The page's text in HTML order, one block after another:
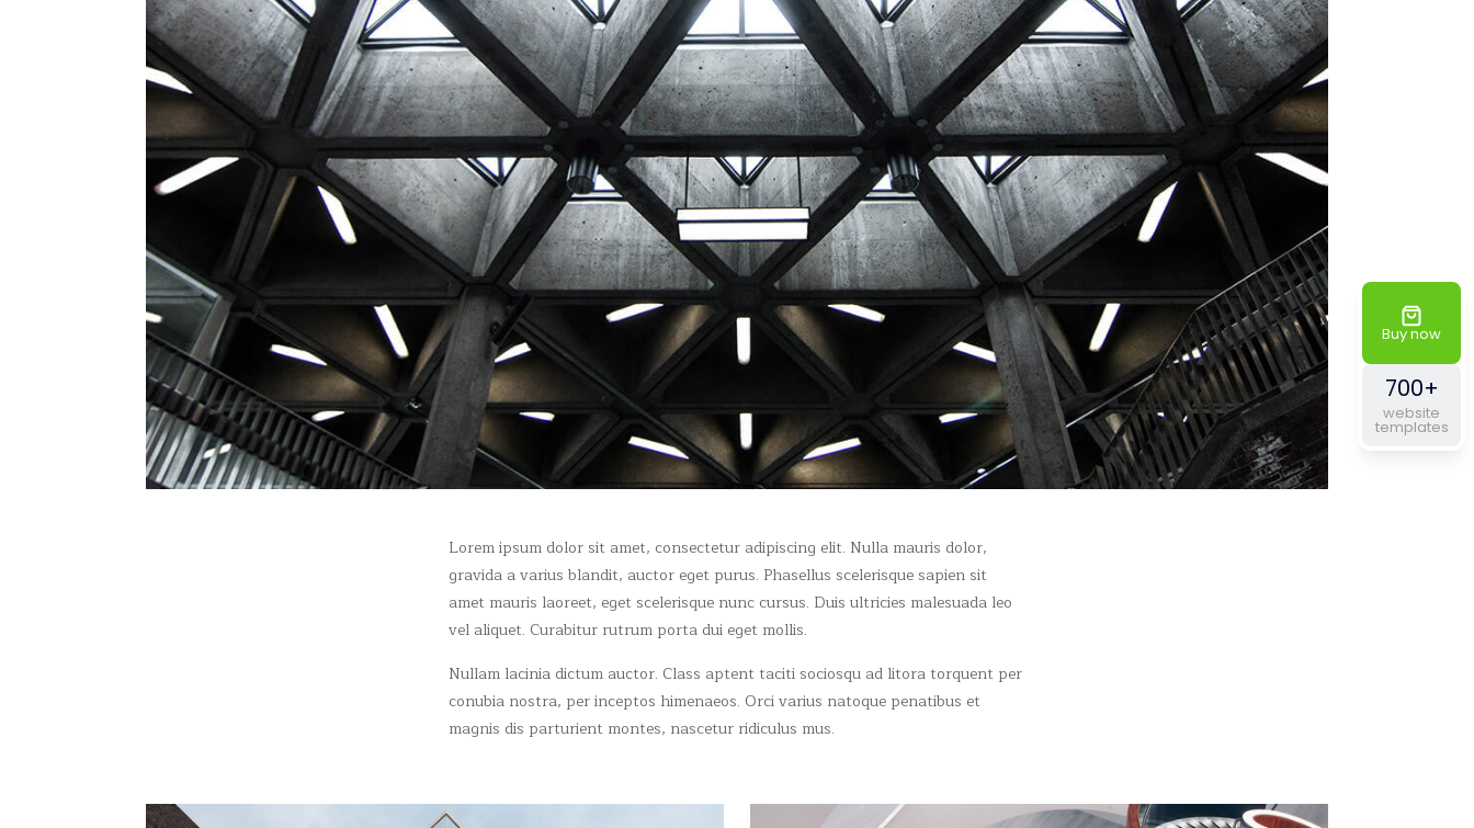
Lorem ipsum dolor sit amet, consectetur adipiscing elit. Nulla mauris dolor,
gravida a varius blandit, auctor eget purus. Phasellus scelerisque sapien sit
amet mauris laoreet, eget scelerisque nunc cursus. Duis ultricies malesuada leo
vel aliquet. Curabitur rutrum porta dui eget mollis.
Nullam lacinia dictum auctor. Class aptent taciti sociosqu ad litora torquent per
conubia nostra, per inceptos himenaeos. Orci varius natoque penatibus et
magnis dis parturient montes, nascetur ridiculus mus.
Buy now
700+
website
templates